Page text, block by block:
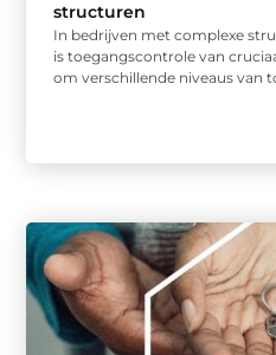
structuren
In bedrijven met complexe
is toegangscontrole van
om verschillende niveaus van